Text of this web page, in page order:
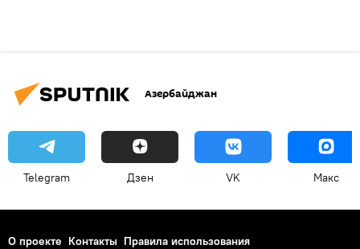
Азербайджан
Telegram Дзен VK Макс
О проекте Контакты Правила использования